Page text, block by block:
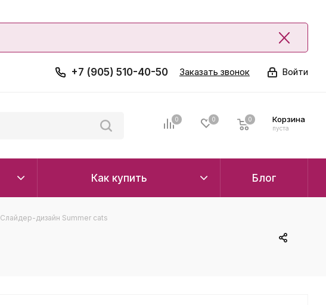
Войти
+7 (905) 510-40-50 Заказать звонок
0 0 Корзина
0
пуста
0
Как купить Блог
Слайдер-дизайн Summer cats